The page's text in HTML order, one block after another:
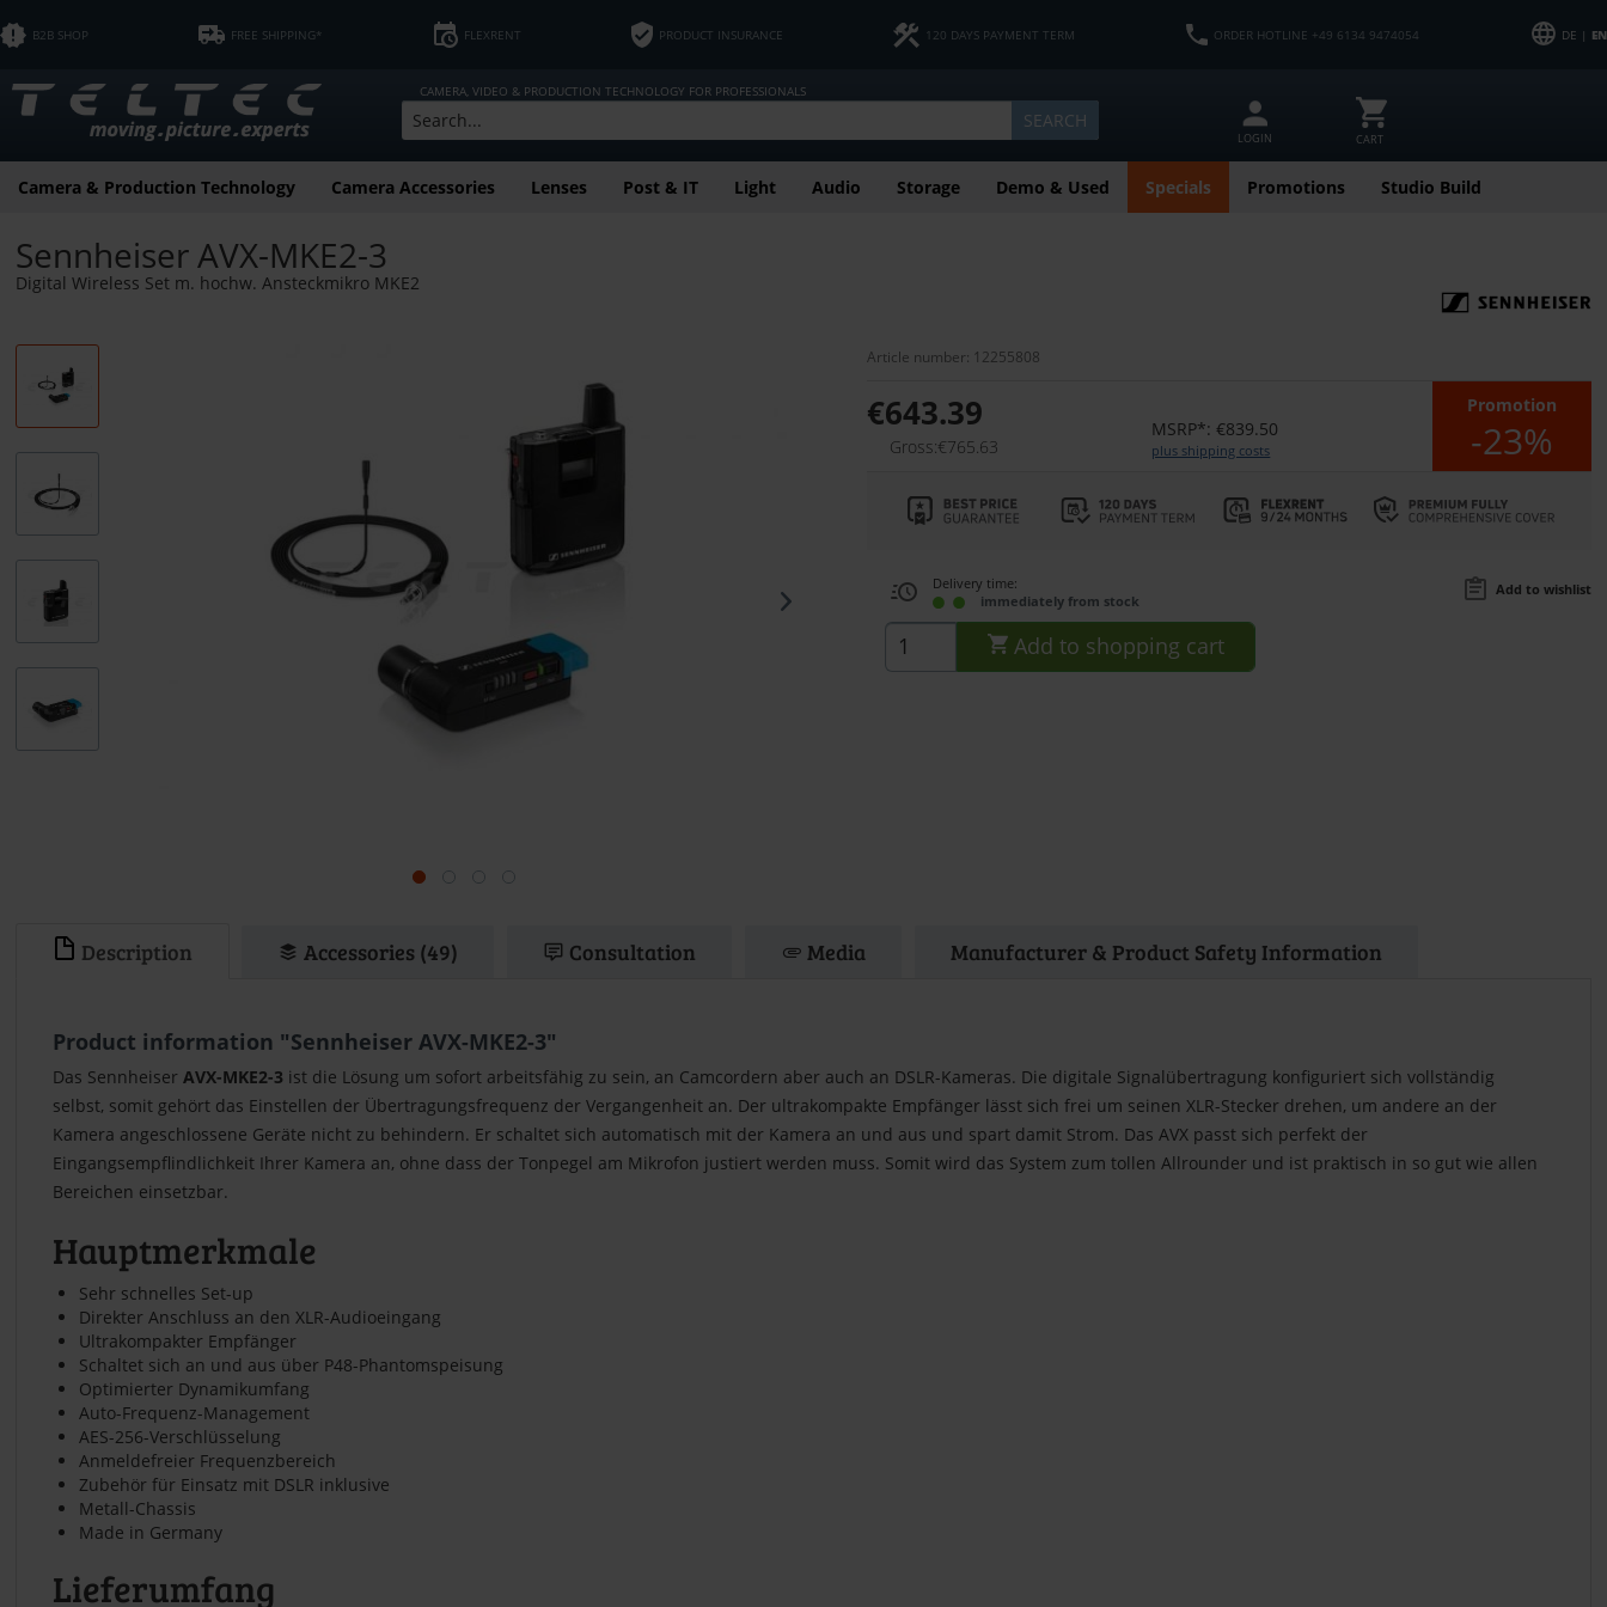
B2B SHOP FREE SHIPPING* FLEXRENT PRODUCT INSURANCE 120 DAYS PAYMENT TERM ORDER HOTLINE +49 6134 9474054 DE | EN
CAMERA, VIDEO & PRODUCTION TECHNOLOGY FOR PROFESSIONALS
SEARCH
LOGIN CART
Camera & Production Technology Camera Accessories Lenses Post & IT Light Audio Storage Demo & Used Specials Promotions Studio Build
Sennheiser AVX-MKE2-3
Digital Wireless Set m. hochw. Ansteckmikro MKE2
Article number: 12255808
€643.39
Gross:€765.63
MSRP*: €839.50
plus shipping costs
Promotion
-23%
Delivery time:
immediately from stock
Add to wishlist
Add to shopping cart
Description Accessories (49) Consultation Media Manufacturer & Product Safety Information
Product information "Sennheiser AVX-MKE2-3"
Das Sennheiser AVX-MKE2-3 ist die Lösung um sofort arbeitsfähig zu sein, an Camcordern aber auch an DSLR-Kameras. Die digitale Signalübertragung konfiguriert sich vollständig
selbst, somit gehört das Einstellen der Übertragungsfrequenz der Vergangenheit an. Der ultrakompakte Empfänger lässt sich frei um seinen XLR-Stecker drehen, um andere an der
Kamera angeschlossene Geräte nicht zu behindern. Er schaltet sich automatisch mit der Kamera an und aus und spart damit Strom. Das AVX passt sich perfekt der
Eingangsempflindlichkeit Ihrer Kamera an, ohne dass der Tonpegel am Mikrofon justiert werden muss. Somit wird das System zum tollen Allrounder und ist praktisch in so gut wie allen
Bereichen einsetzbar.
Hauptmerkmale
Sehr schnelles Set-up
Direkter Anschluss an den XLR-Audioeingang
Ultrakompakter Empfänger
Schaltet sich an und aus über P48-Phantomspeisung
Optimierter Dynamikumfang
Auto-Frequenz-Management
AES-256-Verschlüsselung
Anmeldefreier Frequenzbereich
Zubehör für Einsatz mit DSLR inklusive
Metall-Chassis
Made in Germany
Lieferumfang